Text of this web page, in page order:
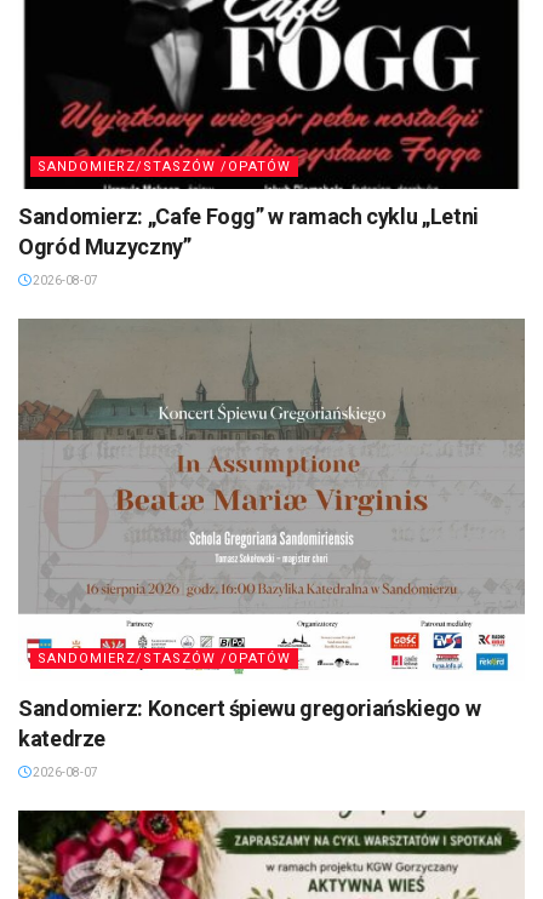
SANDOMIERZ/STASZÓW /OPATÓW
Sandomierz: „Cafe Fogg” w ramach cyklu „Letni
Ogród Muzyczny”
2026-08-07
SANDOMIERZ/STASZÓW /OPATÓW
Sandomierz: Koncert śpiewu gregoriańskiego w
katedrze
2026-08-07